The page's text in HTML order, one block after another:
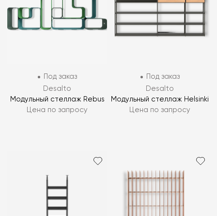
Под заказ
Desalto
Модульный стеллаж Rebus
Цена по запросу
Под заказ
Desalto
Модульный стеллаж Helsinki
Цена по запросу